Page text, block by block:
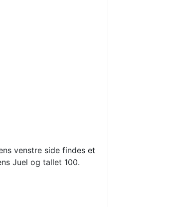
venstre side findes et
Juel og tallet 100.